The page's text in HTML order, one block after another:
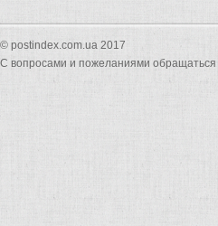
© postindex.com.ua 2017
С вопросами и пожеланиями обращаться